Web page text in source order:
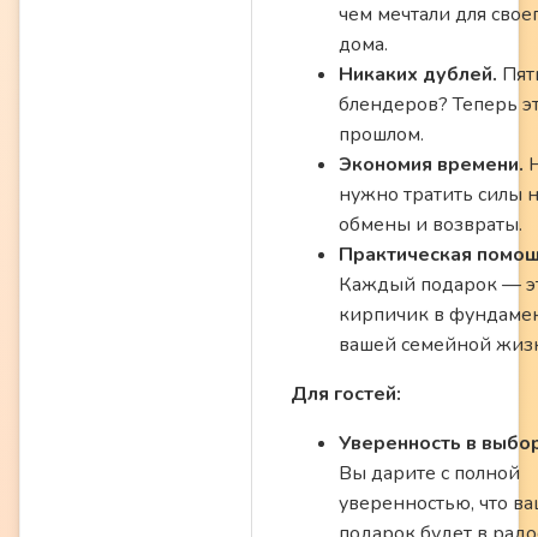
чем мечтали для
дома.
Никаких дублей.
блендеров? Теперь
прошлом.
Экономия времени.
нужно тратить силы
обмены и возвраты.
Практическая
Каждый подарок —
кирпичик в
вашей семейной
Для гостей:
Уверенность в
Вы дарите с полной
уверенностью, что